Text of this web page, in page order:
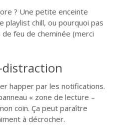
? Une petite enceinte
playlist chill, ou pourquoi pas
feu de cheminée (merci
happer par les notifications.
« zone de lecture –
coin. Ça peut paraître
à décrocher.